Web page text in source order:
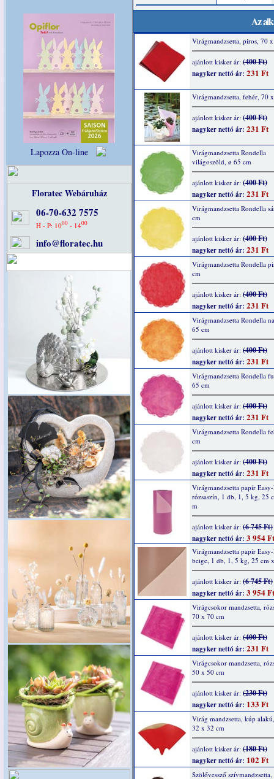
Lapozza On-line
Floratec Webáruház
06-70-632 7575
H - P: 1000- 1400
info@floratec.hu
Az
Virágmandzsetta, piros, 70
ajánlott kisker ár: (400 Ft)
nagyker nettó ár: 231 Ft
Virágmandzsetta, fehér, 70
ajánlott kisker ár: (400 Ft)
nagyker nettó ár: 231 Ft
Virágmandzsetta Rondella
világoszöld, ø 65 cm
ajánlott kisker ár: (400 Ft)
nagyker nettó ár: 231 Ft
Virágmandzsetta Rondella
cm
ajánlott kisker ár: (400 Ft)
nagyker nettó ár: 231 Ft
Virágmandzsetta Rondella
cm
ajánlott kisker ár: (400 Ft)
nagyker nettó ár: 231 Ft
Virágmandzsetta Rondella
65 cm
ajánlott kisker ár: (400 Ft)
nagyker nettó ár: 231 Ft
Virágmandzsetta Rondella
65 cm
ajánlott kisker ár: (400 Ft)
nagyker nettó ár: 231 Ft
Virágmandzsetta Rondella
cm
ajánlott kisker ár: (400 Ft)
nagyker nettó ár: 231 Ft
Virágmandzsetta papír
rózsaszín, 1 db, 1, 5 kg, 25
m
ajánlott kisker ár: (6 745 Ft)
nagyker nettó ár: 3 954 Ft
Virágmandzsetta papír
beige, 1 db, 1, 5 kg, 25 cm
ajánlott kisker ár: (6 745 Ft)
nagyker nettó ár: 3 954 Ft
Virágcsokor mandzsetta,
70 x 70 cm
ajánlott kisker ár: (400 Ft)
nagyker nettó ár: 231 Ft
Virágcsokor mandzsetta,
50 x 50 cm
ajánlott kisker ár: (230 Ft)
nagyker nettó ár: 133 Ft
Virág mandzsetta, kúp
32 x 32 cm
ajánlott kisker ár: (180 Ft)
nagyker nettó ár: 102 Ft
Szölővessző